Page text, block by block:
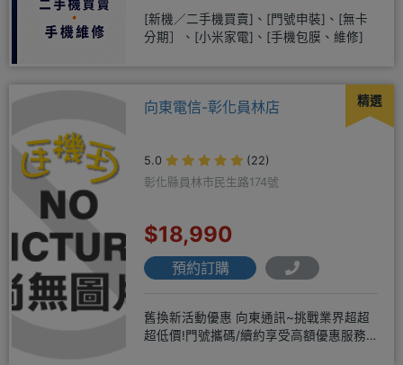
[新機／二手機買賣]、[門號申裝]、[無卡
分期］、[小米家電]、[手機包膜、維修]
精選
向東電信-彰化員林店
5.0
(22)
彰化縣員林市民生路174號
$18,990
預約訂購
舊換新活動優惠 向東通訊~挑戰業界超超
超低價!門號攜碼/續約享受高額優惠服務